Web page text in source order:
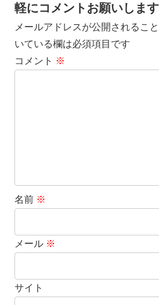
軽にコメントお願いしま
メールアドレスが公開されるこ
いている欄は必須項目です
コメント ※
名前 ※
メール ※
サイト